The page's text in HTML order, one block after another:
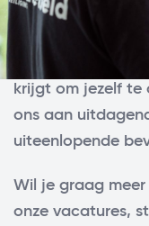
Heb je passie
jezelf graag
werken in een
krijgt om jezelf te
ons aan
uiteenlopende
Wil je graag
onze vacatures,